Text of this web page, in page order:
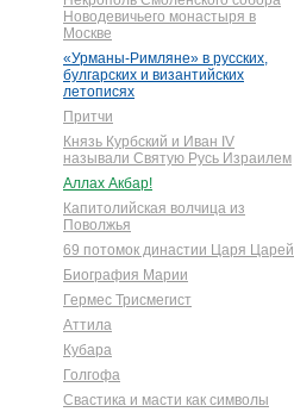
Новодевичьего монастыря в
Москве
«Урманы-Римляне» в русских,
булгарских и византийских
летописях
Притчи
Князь Курбский и Иван IV
называли Святую Русь Израилем
Аллах Акбар!
Капитолийская волчица из
Поволжья
69 потомок династии Царя Царей
Биография Марии
Гермес Трисмегист
Аттила
Кубара
Голгофа
Свастика и масти как символы